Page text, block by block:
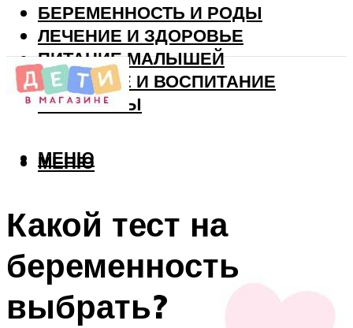
БЕРЕМЕННОСТЬ И РОДЫ
ЛЕЧЕНИЕ И ЗДОРОВЬЕ
ПИТАНИЕ МАЛЫШЕЙ
РАЗВИТИЕ И ВОСПИТАНИЕ
ВИТАМИНЫ
МЕНЮ
МЕНЮ
Какой тест на
беременность
выбрать?